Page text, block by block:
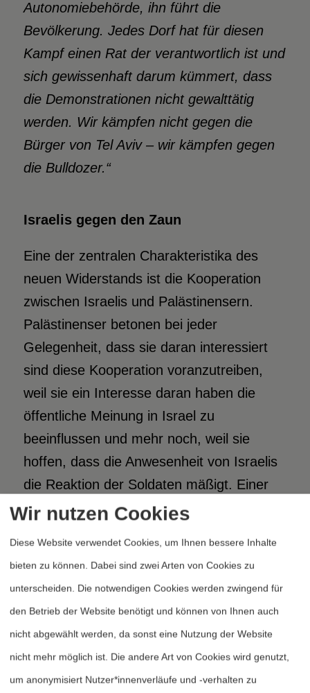
Autonomiebehörde, ihn führt die
Bevölkerung. Jedes Dorf hat für diesen
Kampf einen Rat der verantwortlich ist und
sich gewissenhaft darum kümmert, dass
die Demonstrationen nicht gewalttätig
werden. Wir kämpfen nicht gegen die
Bürger von Tel Aviv – wir kämpfen gegen
die Bulldozer.“
Israelis gegen den Zaun
Eine der zentralen Charakteristika des
neuen Widerstands ist die Kooperation
zwischen Israelis und Palästinensern.
Palästinenser betonen bei jeder
Gelegenheit, dass sie daran interessiert
sind diese Kooperation voranzutreiben,
weil sie ein Interesse daran haben die
öffentliche Meinung in Israel zu
beeinflussen und mehr noch, weil sie
hoffen, dass die Anwesenheit von Israelis
die Reaktion der Soldaten mäßigt. Einer
der israelischen Aktivisten erklärt, dass
Anwesenheit leistet einen wichtigen
Beitrag zur Gewaltfreiheit,“
Aktivist.
„Wir drängen schon während der
Koordination vor den Demonstrationen in
Wir nutzen Cookies
Diese Website verwendet Cookies, um Ihnen bessere Inhalte
bieten zu können. Dabei sind zwei Arten von Cookies zu
unterscheiden. Die notwendigen Cookies werden zwingend für
den Betrieb der Website benötigt und können von Ihnen auch
nicht abgewählt werden, da sonst eine Nutzung der Website
nicht mehr möglich ist. Die andere Art von Cookies wird genutzt,
um anonymisiert Nutzer*innenverläufe und -verhalten zu